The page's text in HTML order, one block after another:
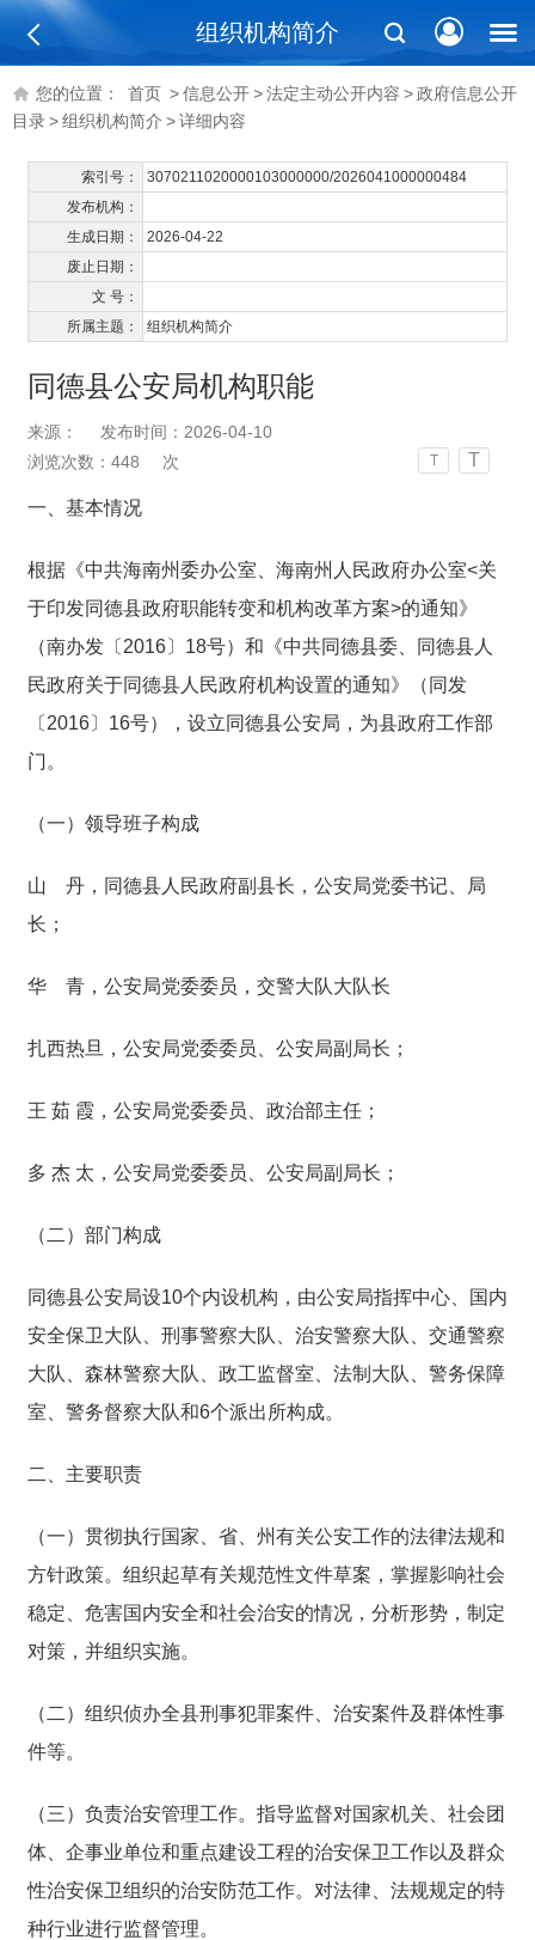
组织机构简介
您的位置： 首页 >信息公开>法定主动公开内容 >政府信息公开
目录>组织机构简介 >详细内容
索引号：
3070211020000103000000/2026041000000484
发布机构：
生成日期：
2026-04-22
废止日期：
文 号：
所属主题：
组织机构简介
同德县公安局机构职能
来源：
发布时间：2026-04-10
浏览次数： 448 次 T T
一、基本情况
根据《中共海南州委办公室、海南州人民政府办公室<关
于印发同德县政府职能转变和机构改革方案>的通知》
（南办发〔2016〕18号）和《中共同德县委、同德县人
民政府关于同德县人民政府机构设置的通知》（同发
〔2016〕16号），设立同德县公安局，为县政府工作部
门。
（一）领导班子构成
山 丹，同德县人民政府副县长，公安局党委书记、局
长；
华 青，公安局党委委员，交警大队大队长
扎西热旦，公安局党委委员、公安局副局长；
王 茹 霞，公安局党委委员、政治部主任；
多 杰 太，公安局党委委员、公安局副局长；
（二）部门构成
同德县公安局设10个内设机构，由公安局指挥中心、国内
安全保卫大队、刑事警察大队、治安警察大队、交通警察
大队、森林警察大队、政工监督室、法制大队、警务保障
室、警务督察大队和6个派出所构成。
二、主要职责
（一）贯彻执行国家、省、州有关公安工作的法律法规和
方针政策。组织起草有关规范性文件草案，掌握影响社会
稳定、危害国内安全和社会治安的情况，分析形势，制定
对策，并组织实施。
（二）组织侦办全县刑事犯罪案件、治安案件及群体性事
件等。
（三）负责治安管理工作。指导监督对国家机关、社会团
体、企事业单位和重点建设工程的治安保卫工作以及群众
性治安保卫组织的治安防范工作。对法律、法规规定的特
种行业进行监督管理。